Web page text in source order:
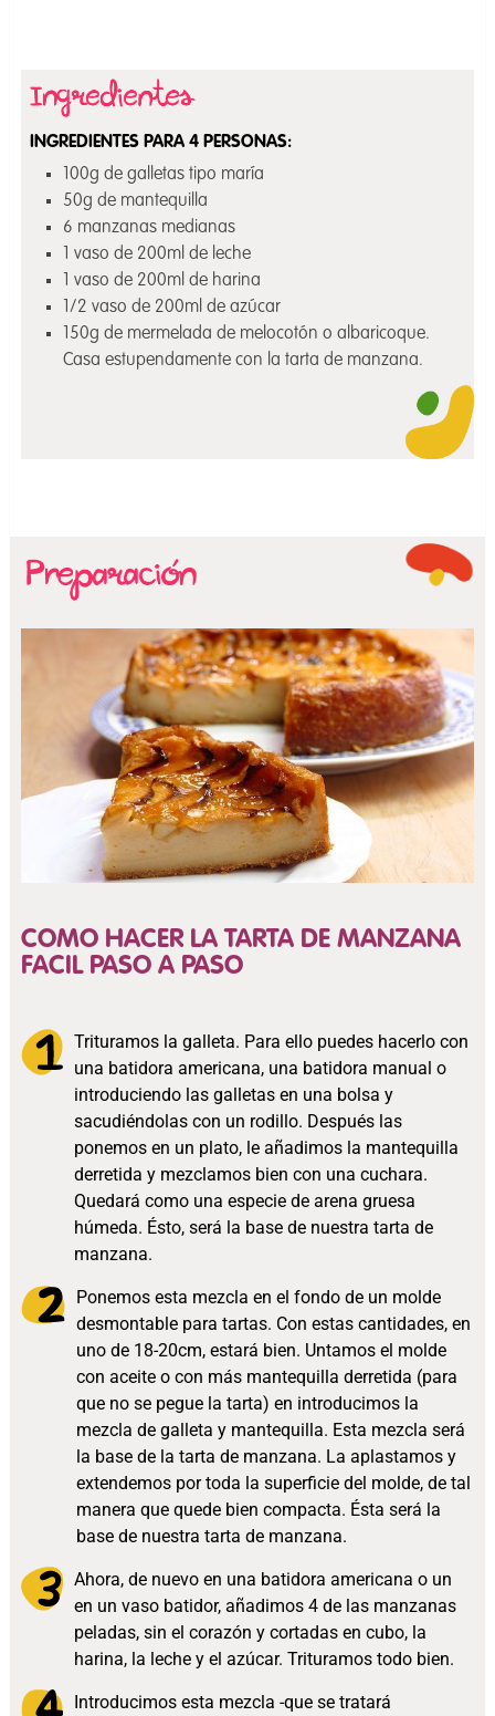
INGREDIENTES PARA 4 PERSONAS:
100g de galletas tipo maría
50g de mantequilla
6 manzanas medianas
1 vaso de 200ml de leche
1 vaso de 200ml de harina
1/2 vaso de 200ml de azúcar
150g de mermelada de melocotón o albaricoque.
Casa estupendamente con la tarta de manzana.
COMO HACER LA TARTA DE MANZANA
FACIL PASO A PASO
Trituramos la galleta. Para ello puedes hacerlo con
una batidora americana, una batidora manual o
introduciendo las galletas en una bolsa y
sacudiéndolas con un rodillo. Después las
ponemos en un plato, le añadimos la mantequilla
derretida y mezclamos bien con una cuchara.
Quedará como una especie de arena gruesa
húmeda. Ésto, será la base de nuestra tarta de
manzana.
Ponemos esta mezcla en el fondo de un molde
desmontable para tartas. Con estas cantidades, en
uno de 18-20cm, estará bien. Untamos el molde
con aceite o con más mantequilla derretida (para
que no se pegue la tarta) en introducimos la
mezcla de galleta y mantequilla. Esta mezcla será
la base de la tarta de manzana. La aplastamos y
extendemos por toda la superficie del molde, de tal
manera que quede bien compacta. Ésta será la
base de nuestra tarta de manzana.
Ahora, de nuevo en una batidora americana o un
en un vaso batidor, añadimos 4 de las manzanas
peladas, sin el corazón y cortadas en cubo, la
harina, la leche y el azúcar. Trituramos todo bien.
Introducimos esta mezcla -que se tratará